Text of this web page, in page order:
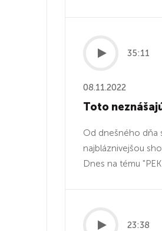
35:11
08.11.2022
Toto
Od dnešného dňa
najbláznivejšou
Dnes na tému
23:38